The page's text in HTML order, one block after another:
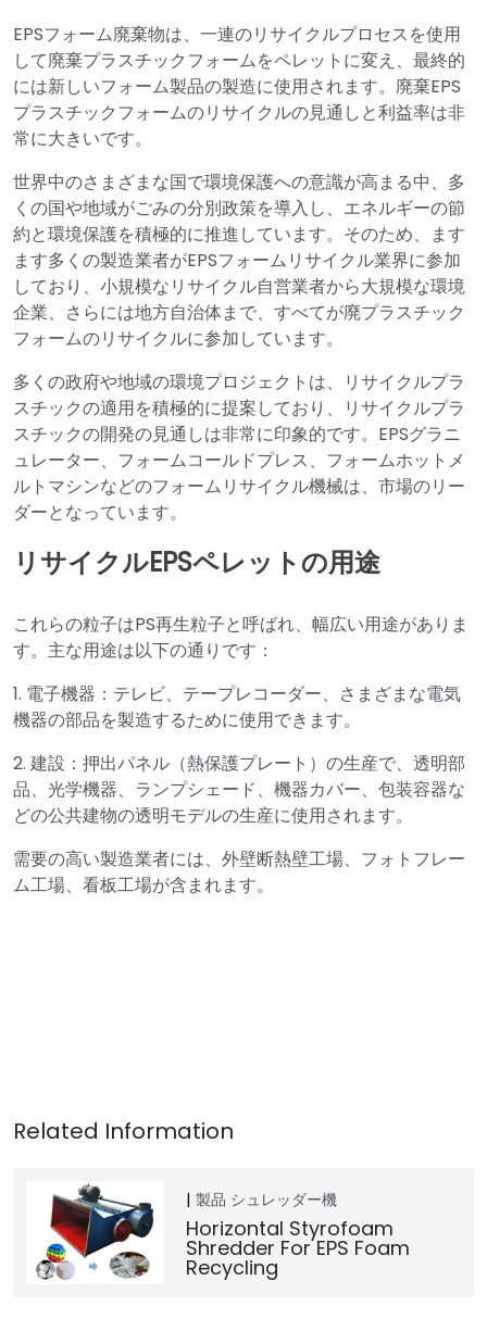
EPSフォーム廃棄物は、一連のリサイクルプロセスを使用
して廃棄プラスチックフォームをペレットに変え、最終的
には新しいフォーム製品の製造に使用されます。廃棄EPS
プラスチックフォームのリサイクルの見通しと利益率は非
常に大きいです。
世界中のさまざまな国で環境保護への意識が高まる中、多
くの国や地域がごみの分別政策を導入し、エネルギーの節
約と環境保護を積極的に推進しています。そのため、ます
ます多くの製造業者がEPSフォームリサイクル業界に参加
しており、小規模なリサイクル自営業者から大規模な環境
企業、さらには地方自治体まで、すべてが廃プラスチック
フォームのリサイクルに参加しています。
多くの政府や地域の環境プロジェクトは、リサイクルプラ
スチックの適用を積極的に提案しており、リサイクルプラ
スチックの開発の見通しは非常に印象的です。EPSグラニ
ュレーター、フォームコールドプレス、フォームホットメ
ルトマシンなどのフォームリサイクル機械は、市場のリー
ダーとなっています。
リサイクルEPSペレットの用途
これらの粒子はPS再生粒子と呼ばれ、幅広い用途がありま
す。主な用途は以下の通りです：
1. 電子機器：テレビ、テープレコーダー、さまざまな電気
機器の部品を製造するために使用できます。
2. 建設：押出パネル（熱保護プレート）の生産で、透明部
品、光学機器、ランプシェード、機器カバー、包装容器な
どの公共建物の透明モデルの生産に使用されます。
需要の高い製造業者には、外壁断熱壁工場、フォトフレー
ム工場、看板工場が含まれます。
製品 シュレッダー機
Horizontal Styrofoam
Shredder For EPS Foam
Recycling